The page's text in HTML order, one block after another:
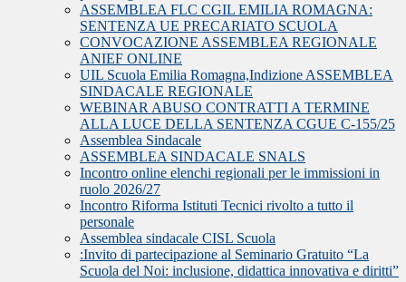
ASSEMBLEA FLC CGIL EMILIA ROMAGNA:
SENTENZA UE PRECARIATO SCUOLA
CONVOCAZIONE ASSEMBLEA REGIONALE
ANIEF ONLINE
UIL Scuola Emilia Romagna,Indizione ASSEMBLEA
SINDACALE REGIONALE
WEBINAR ABUSO CONTRATTI A TERMINE
ALLA LUCE DELLA SENTENZA CGUE C‑155/25
Assemblea Sindacale
ASSEMBLEA SINDACALE SNALS
Incontro online elenchi regionali per le immissioni in
ruolo 2026/27
Incontro Riforma Istituti Tecnici rivolto a tutto il
personale
Assemblea sindacale CISL Scuola
:Invito di partecipazione al Seminario Gratuito “La
Scuola del Noi: inclusione, didattica innovativa e diritti”